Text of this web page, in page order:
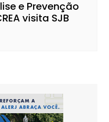
e Prevenção
visita SJB